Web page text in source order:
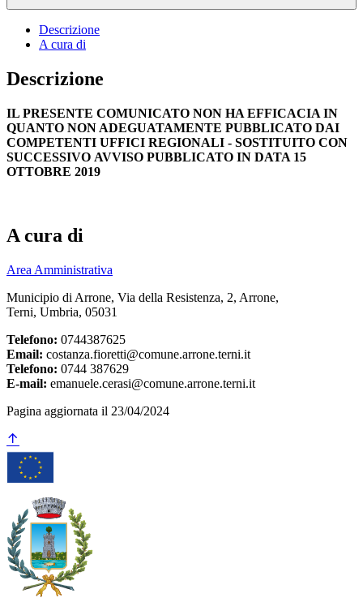
Descrizione
A cura di
Descrizione
IL PRESENTE COMUNICATO NON HA EFFICACIA IN
QUANTO NON ADEGUATAMENTE PUBBLICATO DAI
COMPETENTI UFFICI REGIONALI - SOSTITUITO CON
SUCCESSIVO AVVISO PUBBLICATO IN DATA 15
OTTOBRE 2019
A cura di
Area Amministrativa
Municipio di Arrone, Via della Resistenza, 2, Arrone,
Terni, Umbria, 05031
Telefono: 0744387625
Email: costanza.fioretti@comune.arrone.terni.it
Telefono: 0744 387629
E-mail: emanuele.cerasi@comune.arrone.terni.it
Pagina aggiornata il 23/04/2024